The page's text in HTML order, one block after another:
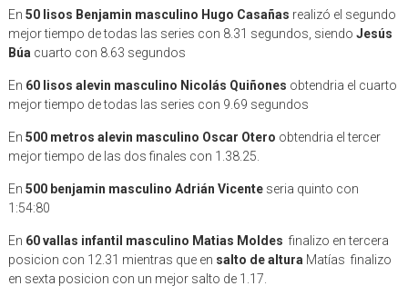
En 50 lisos Benjamin masculino Hugo Casañas realizó el segundo
mejor tiempo de todas las series con 8.31 segundos, siendo Jesús
Búacuarto con 8.63 segundos
En 60 lisos alevin masculino Nicolás Quiñones obtendria el cuarto
mejor tiempo de todas las series con 9.69 segundos
En 500 metros alevin masculino Oscar Otero obtendria el tercer
mejor tiempo de las dos finales con 1.38.25.
En 500 benjamin masculino Adrián Vicenteseria quinto con
1:54:80
En 60 vallas infantil masculino Matias Moldes finalizo en tercera
posicion con 12.31 mientras que en salto de alturaMatías finalizo
en sexta posicion con un mejor salto de 1.17.